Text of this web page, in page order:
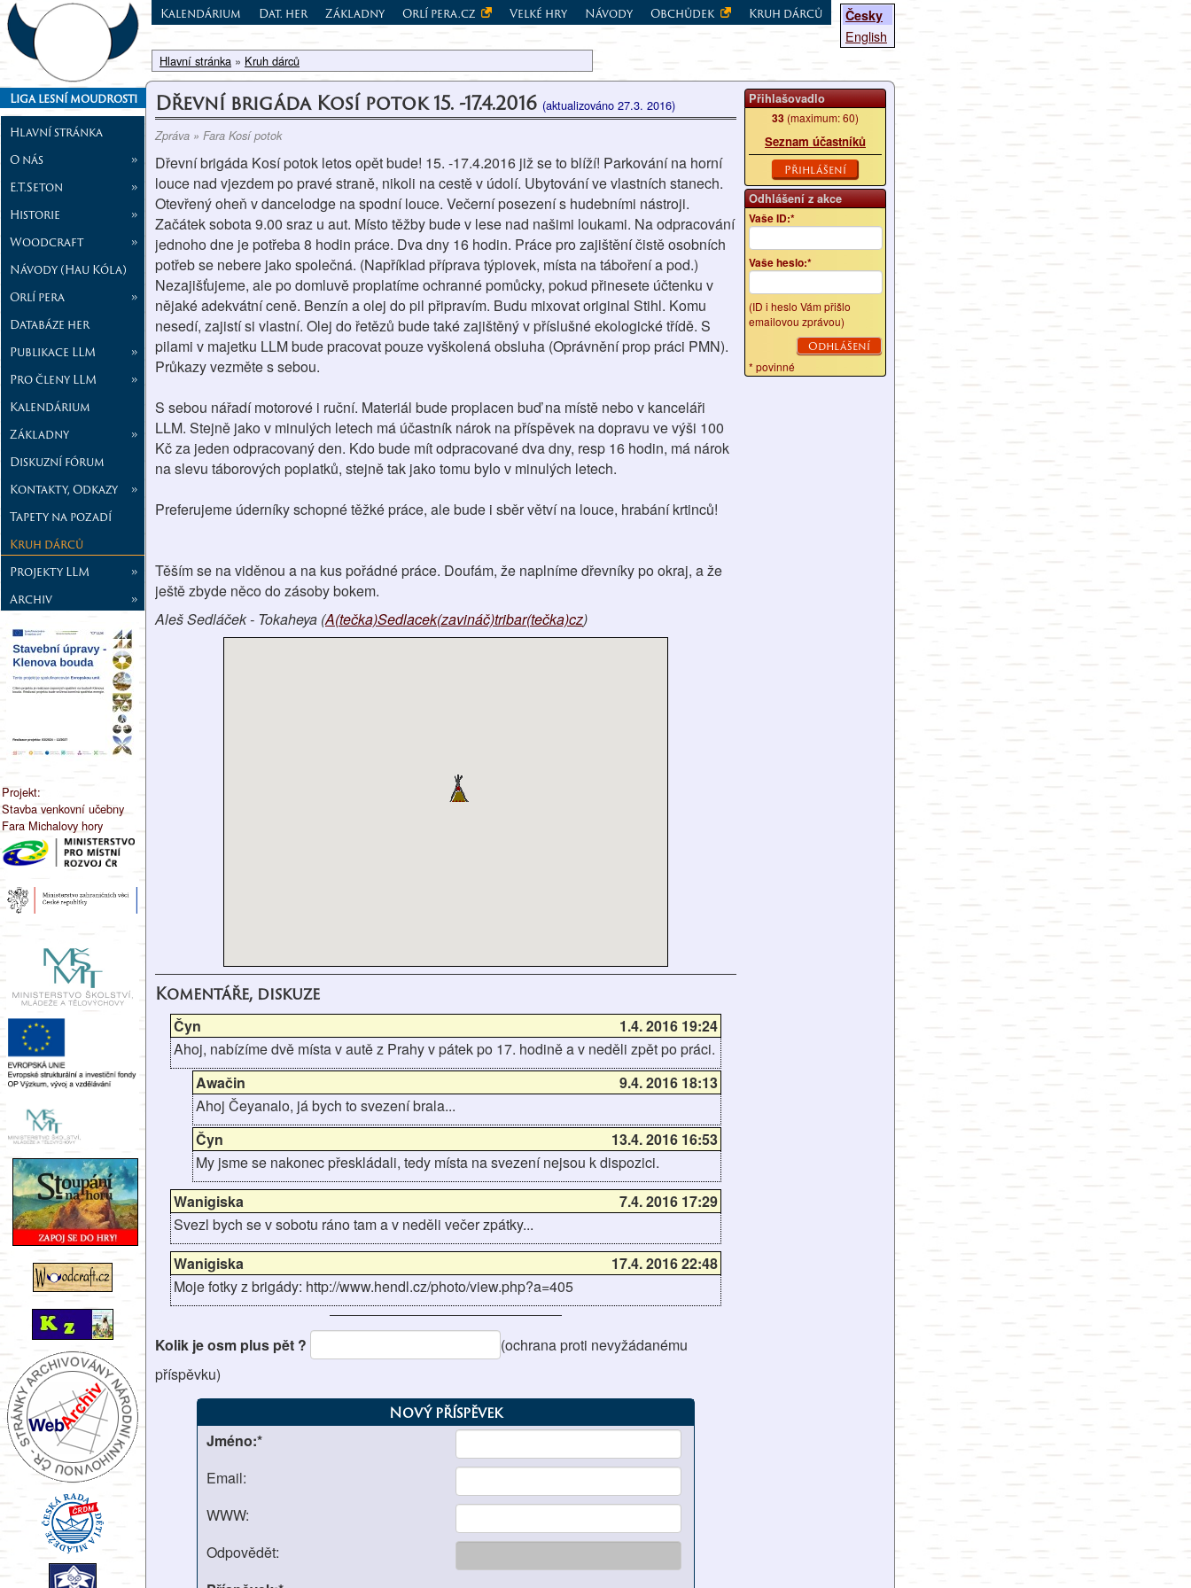
Liga lesní moudrosti
Hlavní stránka
O nás
»
E.T.Seton
»
Historie
»
Woodcraft
»
Návody (Hau Kóla)
Orlí pera
»
Databáze her
Publikace LLM
»
Pro členy LLM
»
Kalendárium
Základny
»
Diskuzní fórum
Kontakty, Odkazy
»
Tapety na pozadí
Kruh dárců
Projekty LLM
»
Archiv
»
Projekt:
Stavba venkovní učebny
Fara Michalovy hory
Česky
English
Kalendárium Dat. her Základny Orlí pera.cz Velké hry Návody Obchůdek Kruh dárců
Hlavní stránka » Kruh dárců
Přihlašovadlo
33 (maximum: 60)
Seznam účastníků
Přihlášení
Odhlášení z akce
Vaše ID:*
Vaše heslo:*
(ID i heslo Vám přišlo
emailovou zprávou)
* povinné
Dřevní brigáda Kosí potok 15. -17.4.2016 (aktualizováno 27.3. 2016)
Zpráva » Fara Kosí potok
Dřevní brigáda Kosí potok letos opět bude! 15. -17.4.2016 již se to blíží! Parkování na horní
louce nad vjezdem po pravé straně, nikoli na cestě v údolí. Ubytování ve vlastních stanech.
Otevřený oheň v dancelodge na spodní louce. Večerní posezení s hudebními nástroji.
Začátek sobota 9.00 sraz u aut. Místo těžby bude v lese nad našimi loukami. Na odpracování
jednoho dne je potřeba 8 hodin práce. Dva dny 16 hodin. Práce pro zajištění čistě osobních
potřeb se nebere jako společná. (Například příprava týpiovek, místa na táboření a pod.)
Nezajišťujeme, ale po domluvě proplatíme ochranné pomůcky, pokud přinesete účtenku v
nějaké adekvátní ceně. Benzín a olej do pil připravím. Budu mixovat original Stihl. Komu
nesedí, zajistí si vlastní. Olej do řetězů bude také zajištěný v příslušné ekologické třídě. S
pilami v majetku LLM bude pracovat pouze vyškolená obsluha (Oprávnění prop práci PMN).
Průkazy vezměte s sebou.
S sebou nářadí motorové i ruční. Materiál bude proplacen buď na místě nebo v kanceláři
LLM. Stejně jako v minulých letech má účastník nárok na příspěvek na dopravu ve výši 100
Kč za jeden odpracovaný den. Kdo bude mít odpracované dva dny, resp 16 hodin, má nárok
na slevu táborových poplatků, stejně tak jako tomu bylo v minulých letech.
Preferujeme úderníky schopné těžké práce, ale bude i sběr větví na louce, hrabání krtinců!
Těším se na viděnou a na kus pořádné práce. Doufám, že naplníme dřevníky po okraj, a že
ještě zbyde něco do zásoby bokem.
Aleš Sedláček - Tokaheya (A(tečka)Sedlacek(zavináč)tribar(tečka)cz)
Komentáře, diskuze
1.4. 2016 19:24
Čyn
Ahoj, nabízíme dvě místa v autě z Prahy v pátek po 17. hodině a v neděli zpět po práci.
9.4. 2016 18:13
Awačin
Ahoj Čeyanalo, já bych to svezení brala...
13.4. 2016 16:53
Čyn
My jsme se nakonec přeskládali, tedy místa na svezení nejsou k dispozici.
7.4. 2016 17:29
Wanigiska
Svezl bych se v sobotu ráno tam a v neděli večer zpátky...
17.4. 2016 22:48
Wanigiska
Moje fotky z brigády: http://www.hendl.cz/photo/view.php?a=405
Kolik je osm plus pět ?
(ochrana proti nevyžádanému
příspěvku)
Nový příspěvek
Jméno:*
Email:
WWW:
Odpovědět: